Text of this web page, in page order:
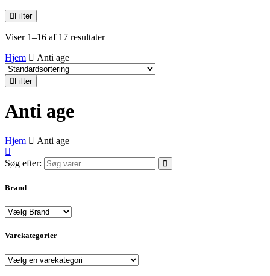
Filter
Viser 1–16 af 17 resultater
Hjem
Anti age
Filter
Anti age
Hjem Anti age
Søg efter:
Brand
Varekategorier